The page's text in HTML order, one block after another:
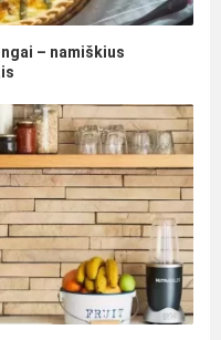
– namiškius